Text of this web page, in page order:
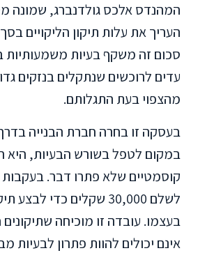
המהנדס אלכס גולדנברג, שמונה
סכום זה משקף בעיות משמעותיות
עדים לרוכשים שנתקלים בנזקים
מהצפוי בעת התגלותם.
בעסקה זו בחרה חברת הבנייה
במקום לטפל בשורש הבעיות, היא
קוסמטיים שלא פתרו דבר. בעקבות
לשלם 30,000 שקלים כדי
בעצמו. עובדה זו מוכיחה שתיקונים
אינם יכולים להוות פתרון לבעיות